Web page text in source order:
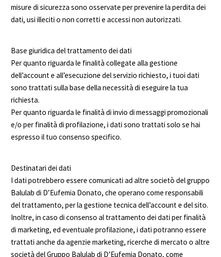
misure di sicurezza sono osservate per prevenire la perdita dei
dati, usi illeciti o non corretti e accessi non autorizzati.
Base giuridica del trattamento dei dati
Per quanto riguarda le finalità collegate alla gestione
dell’account e all’esecuzione del servizio richiesto, i tuoi dati
sono trattati sulla base della necessità di eseguire la tua
richiesta.
Per quanto riguarda le finalità di invio di messaggi promozionali
e/o per finalità di profilazione, i dati sono trattati solo se hai
espresso il tuo consenso specifico.
Destinatari dei dati
I dati potrebbero essere comunicati ad altre societò del gruppo
Balulab di D’Eufemia Donato, che operano come responsabili
del trattamento, per la gestione tecnica dell’account e del sito.
Inoltre, in caso di consenso al trattamento dei dati per finalità
di marketing, ed eventuale profilazione, i dati potranno essere
trattati anche da agenzie marketing, ricerche di mercato o altre
società del Gruppo Balulab di D’Eufemia Donato, come